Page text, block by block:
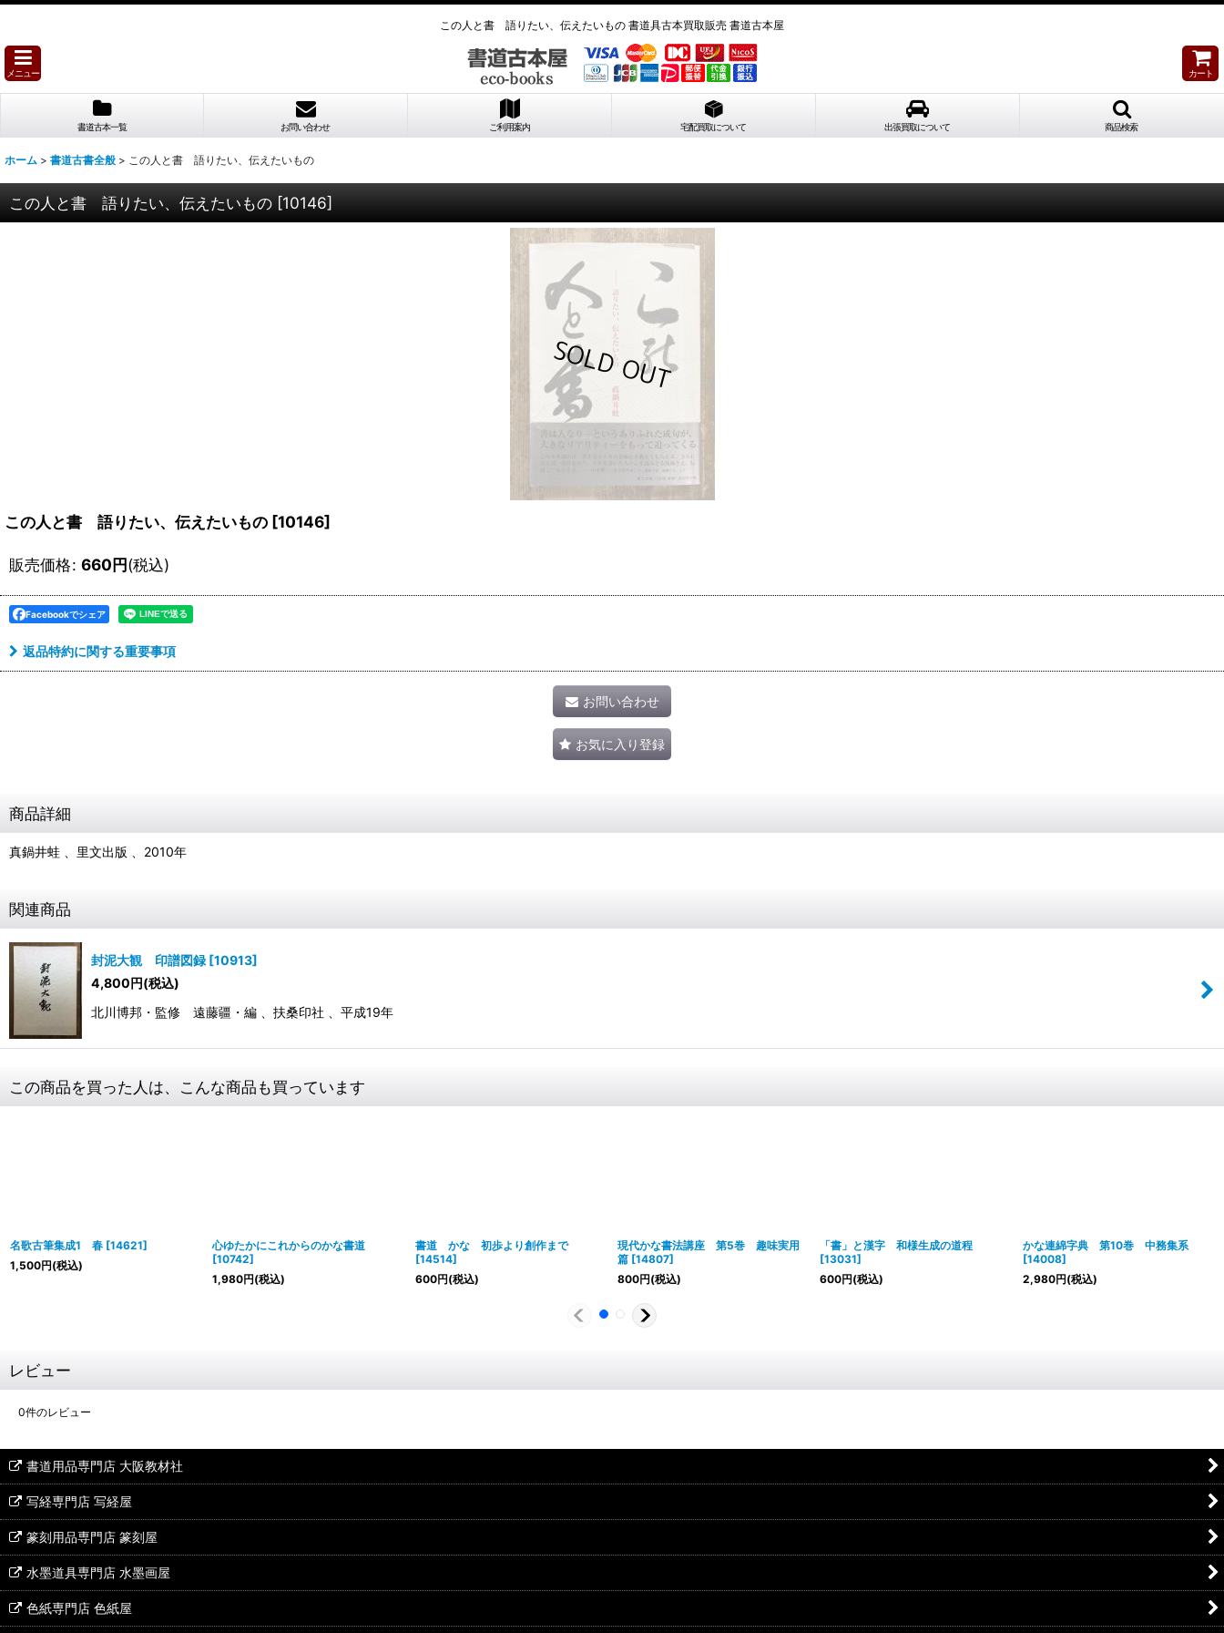
この人と書 語りたい、伝えたいもの 書道具古本買取販売 書道古本屋
メニュー カート
書道古本一覧 お問い合わせ ご利用案内 宅配買取について 出張買取について 商品検索
ホーム > 書道古書全般 > この人と書 語りたい、伝えたいもの
この人と書 語りたい、伝えたいもの [10146]
この人と書 語りたい、伝えたいもの [10146]
販売価格: 660円(税込)
Facebookでシェア
返品特約に関する重要事項
お問い合わせ
お気に入り登録
商品詳細
真鍋井蛙 、里文出版 、2010年
関連商品
封泥大観 印譜図録 [10913]
4,800円(税込)
北川博邦・監修 遠藤疆・編 、扶桑印社 、平成19年
この商品を買った人は、こんな商品も買っています
名歌古筆集成1 春 [14621]
1,500円(税込)
心ゆたかにこれからのかな書道
[10742]
1,980円(税込)
書道 かな 初歩より創作まで
[14514]
600円(税込)
現代かな書法講座 第5巻 趣味実用
篇 [14807]
800円(税込)
「書」と漢字 和様生成の道程
[13031]
600円(税込)
かな連綿字典 第10巻 中務集系
[14008]
2,980円(税込)
レビュー
0件のレビュー
書道用品専門店 大阪教材社
写経専門店 写経屋
篆刻用品専門店 篆刻屋
水墨道具専門店 水墨画屋
色紙専門店 色紙屋